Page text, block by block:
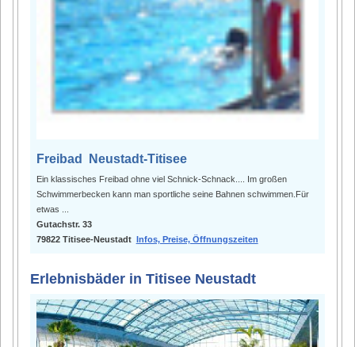
Freibad Neustadt-Titisee
Ein klassisches Freibad ohne viel Schnick-Schnack.... Im großen
Schwimmerbecken kann man sportliche seine Bahnen schwimmen.Für
etwas ...
Gutachstr. 33
79822 Titisee-Neustadt
Infos, Preise, Öffnungszeiten
Erlebnisbäder in Titisee Neustadt